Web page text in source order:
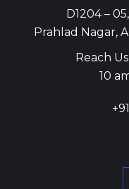
D1204 –
Prahlad Nagar,
Reach
10
+91